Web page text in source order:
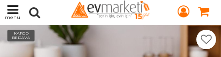
menü
KARGO
BEDAVA